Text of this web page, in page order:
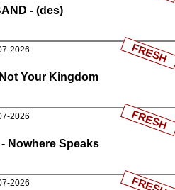
- (des)
2026
Your Kingdom
FRESH
2026
- Nowhere Speaks
FRESH
2026